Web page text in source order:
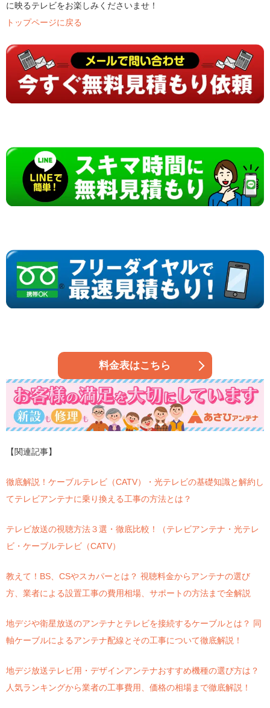
に映るテレビをお楽しみくださいませ！
トップページに戻る
料金表はこちら
【関連記事】
徹底解説！ケーブルテレビ（CATV）・光テレビの基礎知識と解約し
てテレビアンテナに乗り換える工事の方法とは？
テレビ放送の視聴方法３選・徹底比較！（テレビアンテナ・光テレ
ビ・ケーブルテレビ（CATV）
教えて！BS、CSやスカパーとは？ 視聴料金からアンテナの選び
方、業者による設置工事の費用相場、サポートの方法まで全解説
地デジや衛星放送のアンテナとテレビを接続するケーブルとは？ 同
軸ケーブルによるアンテナ配線とその工事について徹底解説！
地デジ放送テレビ用・デザインアンテナおすすめ機種の選び方は？
人気ランキングから業者の工事費用、価格の相場まで徹底解説！